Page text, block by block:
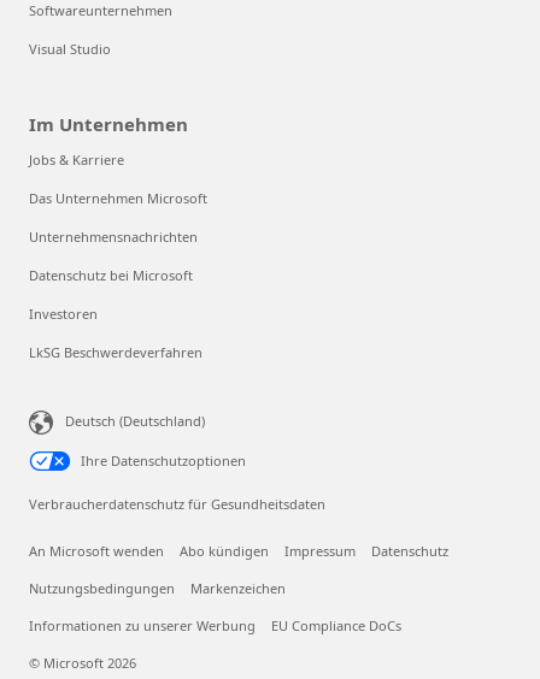
Softwareunternehmen
Visual Studio
Im Unternehmen
Jobs & Karriere
Das Unternehmen Microsoft
Unternehmensnachrichten
Datenschutz bei Microsoft
Investoren
LkSG Beschwerdeverfahren
Deutsch (Deutschland)
Ihre Datenschutzoptionen
Verbraucherdatenschutz für Gesundheitsdaten
An Microsoft wenden Abo kündigen Impressum Datenschutz
Nutzungsbedingungen Markenzeichen
Informationen zu unserer Werbung EU Compliance DoCs
© Microsoft 2026